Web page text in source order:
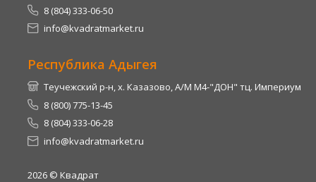
8 (804) 333-06-50
info@kvadratmarket.ru
Республика Адыгея
Теучежский р-н, х. Казазово, А/М М4-"ДОН" тц. Империум
8 (800) 775-13-45
8 (804) 333-06-28
info@kvadratmarket.ru
2026 © Квадрат